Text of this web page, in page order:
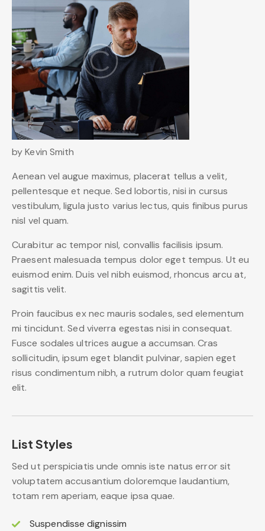
by Kevin Smith
Aenean vel augue maximus, placerat tellus a velit,
pellentesque et neque. Sed lobortis, nisi in cursus
vestibulum, ligula justo varius lectus, quis finibus purus
nisl vel quam.
Curabitur ac tempor nisl, convallis facilisis ipsum.
Praesent malesuada tempus dolor eget tempus. Ut eu
euismod enim. Duis vel nibh euismod, rhoncus arcu at,
sagittis velit.
Proin faucibus ex nec mauris sodales, sed elementum
mi tincidunt. Sed viverra egestas nisi in consequat.
Fusce sodales ultrices augue a accumsan. Cras
sollicitudin, ipsum eget blandit pulvinar, sapien eget
risus condimentum nibh, a rutrum dolor quam feugiat
elit.
List Styles
Sed ut perspiciatis unde omnis iste natus error sit
voluptatem accusantium doloremque laudantium,
totam rem aperiam, eaque ipsa quae.
Suspendisse dignissim